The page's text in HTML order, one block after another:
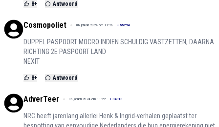
8+ Antwoord
Cosmopoliet 08 januari 2024 om 11:28 + 55294
DUPPEL PASPOORT MOCRO INDIEN SCHULDIG VASTZETTEN, DAARNA
RICHTING 2E PASPOORT LAND
NEXIT
8+ Antwoord
AdverTeer 08 januari 2024 om 10:22 + 34313
NRC heeft jarenlang allerlei Henk & Ingrid-verhalen geplaatst ter